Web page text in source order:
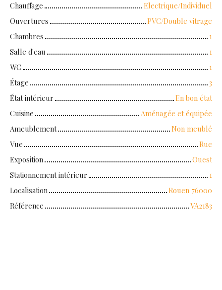
Chauffage
Electrique/Individuel
Ouvertures
PVC/Double vitrage
Chambres
1
Salle d'eau
1
WC
1
Étage
3
État intérieur
En bon état
Cuisine
Aménagée et équipée
Ameublement
Non meublé
Vue
Rue
Exposition
Ouest
Stationnement intérieur
1
Localisation
Rouen 76000
Référence
VA2183